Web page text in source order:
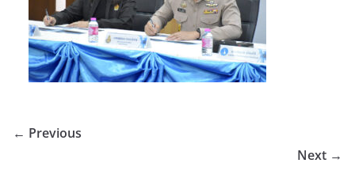
← Previous
Next →